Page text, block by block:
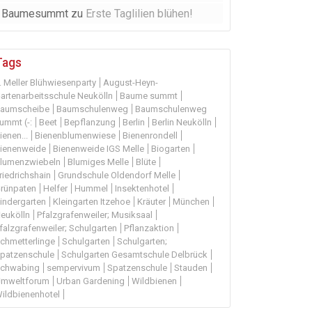
Baumesummt zu Erste Taglilien blühen!
Meller Blühwiesenparty
August-Heyn-
Neukölln
Baume summt
Baumschulenweg
Baumschulenweg
(-:
Beet Bepflanzung Berlin
Berlin Neukölln
Bienenblumenwiese
Bienenrondell
Bienenweide IGS Melle
Biogarten
Blumiges Melle
Blüte
Grundschule Oldendorf Melle
Helfer Hummel
Insektenhotel
Kleingarten Itzehoe Kräuter
München
Pfalzgrafenweiler; Musiksaal
Schulgarten
Pflanzaktion
Schulgarten
Schulgarten;
Schulgarten Gesamtschule Delbrück
sempervivum Spatzenschule
Stauden
Urban Gardening
Wildbienen